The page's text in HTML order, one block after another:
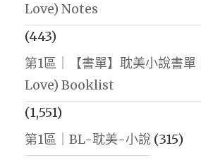
Love) Notes
(443)
第1區｜【書單】耽美小說書
Love) Booklist
(1,551)
第1區｜BL-耽美-小說 (315)